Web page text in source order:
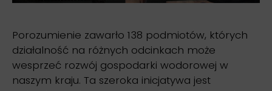
Porozumienie zawarło 138 podmiotów, których
działalność na różnych odcinkach może
wesprzeć rozwój gospodarki wodorowej w
naszym kraju. Ta szeroka inicjatywa jest